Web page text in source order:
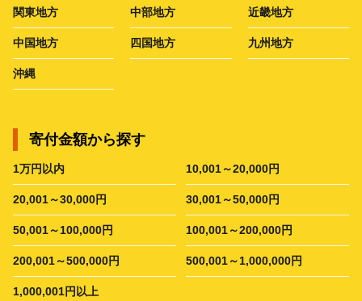
関東地方 中部地方 近畿地方
中国地方 四国地方 九州地方
沖縄
寄付金額から探す
1万円以内 10,001～20,000円
20,001～30,000円 30,001～50,000円
50,001～100,000円 100,001～200,000円
200,001～500,000円 500,001～1,000,000円
1,000,001円以上